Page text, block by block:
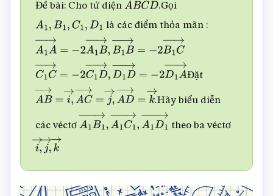
Đề bài: Cho tứ diện ABCD .Gọi
A1,B1,C 1,D1 là các điểm thỏa mãn :
A1A→= 2A1B→,B1B→= 2B1C→
C1C 2C 1D→,D1D −2D 1A→
Đặt
AB→ i→,AC =j →,A →=k→
.Hãy biểu diễn
các véctơ A1B1→,A1C1 →,A1 D 1→
theo ba véctơ
i→, j→